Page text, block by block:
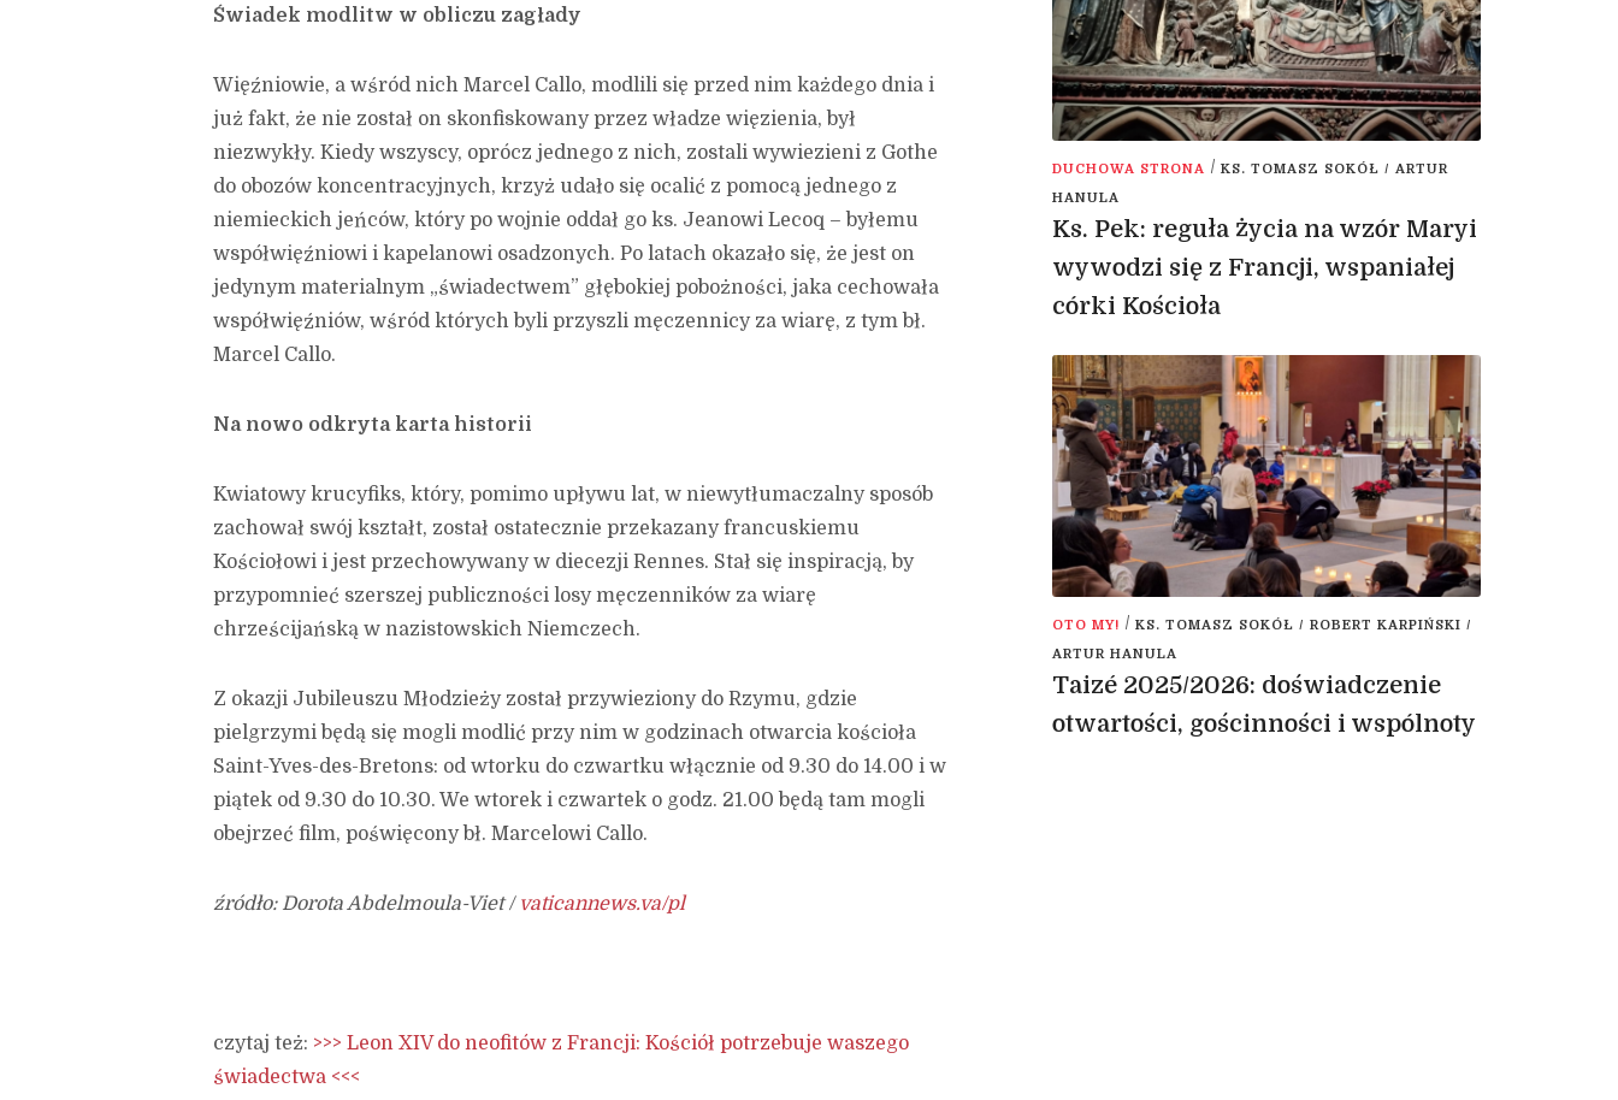
Świadek modlitw w obliczu zagłady
Więźniowie, a wśród nich Marcel Callo, modlili się przed nim każdego dnia i
już fakt, że nie został on skonfiskowany przez władze więzienia, był
niezwykły. Kiedy wszyscy, oprócz jednego z nich, zostali wywiezieni z Gothe
do obozów koncentracyjnych, krzyż udało się ocalić z pomocą jednego z
niemieckich jeńców, który po wojnie oddał go ks. Jeanowi Lecoq – byłemu
współwięźniowi i kapelanowi osadzonych. Po latach okazało się, że jest on
jedynym materialnym „świadectwem” głębokiej pobożności, jaka cechowała
współwięźniów, wśród których byli przyszli męczennicy za wiarę, z tym bł.
Marcel Callo.
Na nowo odkryta karta historii
Kwiatowy krucyfiks, który, pomimo upływu lat, w niewytłumaczalny sposób
zachował swój kształt, został ostatecznie przekazany francuskiemu
Kościołowi i jest przechowywany w diecezji Rennes. Stał się inspiracją, by
przypomnieć szerszej publiczności losy męczenników za wiarę
chrześcijańską w nazistowskich Niemczech.
Z okazji Jubileuszu Młodzieży został przywieziony do Rzymu, gdzie
pielgrzymi będą się mogli modlić przy nim w godzinach otwarcia kościoła
Saint-Yves-des-Bretons: od wtorku do czwartku włącznie od 9.30 do 14.00 i w
piątek od 9.30 do 10.30. We wtorek i czwartek o godz. 21.00 będą tam mogli
obejrzeć film, poświęcony bł. Marcelowi Callo.
źródło: Dorota Abdelmoula-Viet / vaticannews.va/pl
czytaj też: >>> Leon XIV do neofitów z Francji: Kościół potrzebuje waszego
świadectwa <<<
DUCHOWA STRONA / KS. TOMASZ SOKÓŁ / ARTUR
HANULA
Ks. Pek: reguła życia na wzór Maryi
wywodzi się z Francji, wspaniałej
córki Kościoła
OTO MY! / KS. TOMASZ SOKÓŁ / ROBERT KARPIŃSKI /
ARTUR HANULA
Taizé 2025/2026: doświadczenie
otwartości, gościnności i wspólnoty